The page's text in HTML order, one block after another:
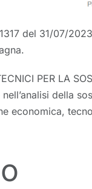
del 31/07/
PER LA
della
economica,